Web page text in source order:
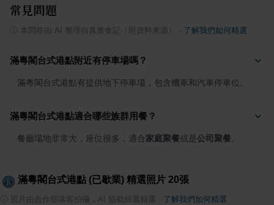
常見問題
本問答由 AI 整理自真實食記（附資料來源） 了解我們如何精選
滿粵閣台式港點附近有停車場嗎？
滿粵閣台式港點有提供地下停車場，包含機車和汽車停車位。
滿粵閣台式港點適合哪些族群用餐？
餐廳場地非常大，座位很多，適合家庭聚餐或是公司聚餐
滿粵閣台式港點 (已歇業) 精選照片 20張
照片由合作部落客拍攝，AI 協助篩選精選 了解我們如何精選